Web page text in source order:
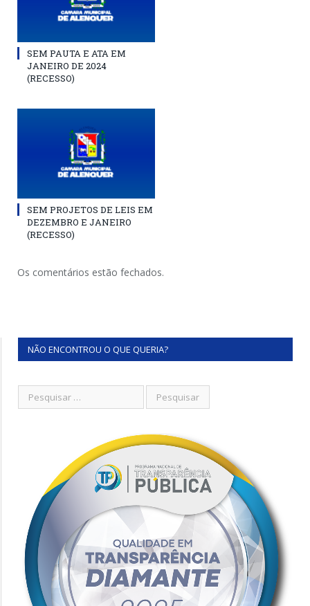
SEM PAUTA E ATA EM
JANEIRO DE 2024
(RECESSO)
SEM PROJETOS DE LEIS EM
DEZEMBRO E JANEIRO
(RECESSO)
Os comentários estão fechados.
NÃO ENCONTROU O QUE QUERIA?